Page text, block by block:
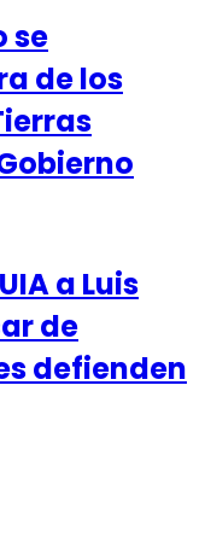
se
de los
a Luis
de
defienden